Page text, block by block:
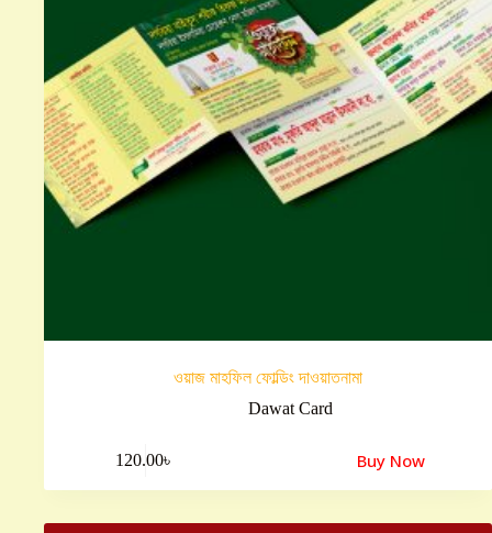
ওয়াজ মাহফিল ফোল্ডিং দাওয়াতনামা
Dawat Card
120.00৳ Buy Now